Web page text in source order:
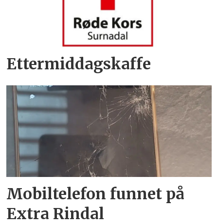
Ettermiddagskaffe
Mobiltelefon funnet på
Extra Rindal